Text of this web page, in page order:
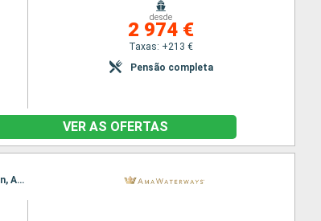
desde
2 974 €
Taxas: +213 €
Pensão completa
VER AS OFERTAS
Itinerário : Arles, Lyon, Avignon, Arles, Lyon, Avignon, Vienne, Viviers, Tournon, Viviers, Avignon, Vienne, Lyon, Arles, Villefranche, Arles, Lyon